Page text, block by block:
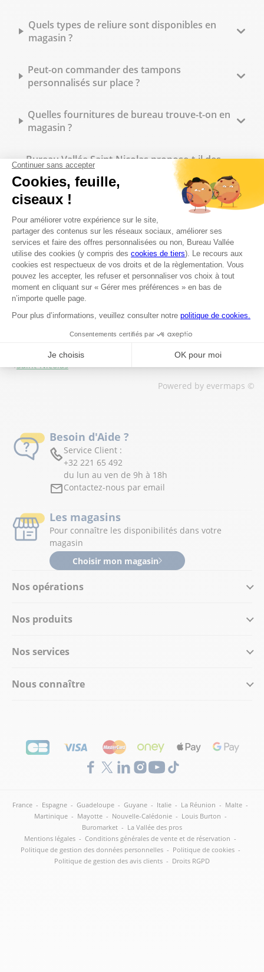
Quels types de reliure sont disponibles en
magasin ?
Peut-on commander des tampons
personnalisés sur place ?
Quelles fournitures de bureau trouve-t-on en
magasin ?
Bureau Vallée Saint-Nicolas propose-t-il des
tarifs spécifiques pour les professionnels ?
Quels sont les horaires d'ouverture du
magasin Bureau Vallée à Saint-Nicolas ?
Est-il possible de commander en ligne et de
retirer sa commande en magasin à Saint-
Nicolas ?
Les magasins Bureau Vallée dans les villes à proximité
Trouver un magasin Bureau Vallée
Saint-Nicolas
Powered by evermaps ©
Nos opérations
Nos produits
Nos services
Nous connaître
Besoin d'Aide ?
Service Client :
+32 221 65 492
du lun au ven de 9h à 18h
Contactez-nous par email
Les magasins
Pour connaître les disponibilités dans votre
magasin
Choisir mon magasin
France - Espagne - Guadeloupe - Guyane - Italie - La Réunion - Malte -
Martinique - Mayotte - Nouvelle-Calédonie - Louis Burton -
Buromarket - La Vallée des pros
Mentions légales - Conditions générales de vente et de réservation -
Politique de gestion des données personnelles - Politique de cookies -
Politique de gestion des avis clients - Droits RGPD